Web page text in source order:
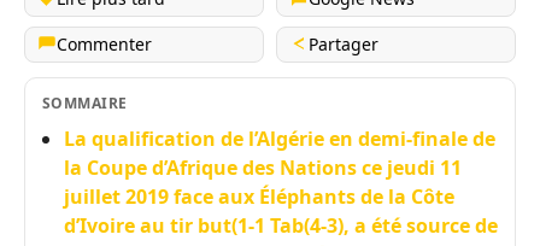
Commenter
Partager
SOMMAIRE
La qualification de l’Algérie en demi-finale de
la Coupe d’Afrique des Nations ce jeudi 11
juillet 2019 face aux Éléphants de la Côte
d’Ivoire au tir but(1-1 Tab(4-3), a été source de